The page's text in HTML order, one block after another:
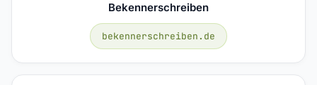
Bekennerschreiben
bekennerschreiben.de